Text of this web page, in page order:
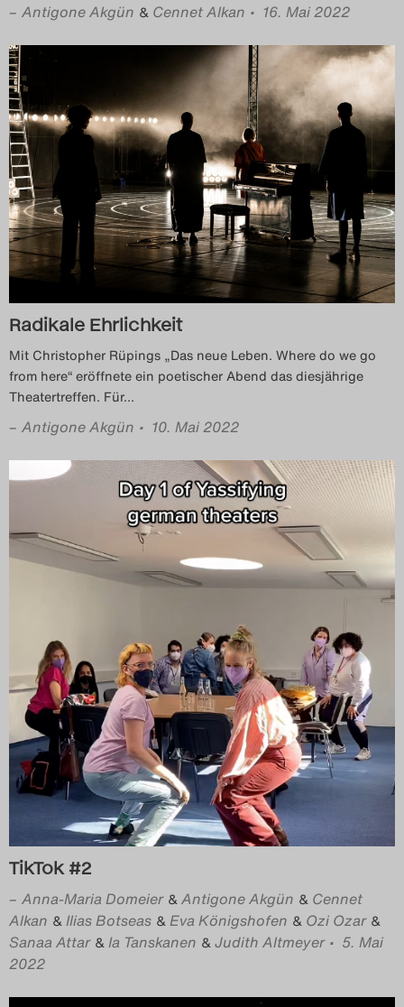
– Antigone Akgün & Cennet Alkan • 16. Mai 2022
Radikale Ehrlichkeit
Mit Christopher Rüpings „Das neue Leben. Where do we go
from here“ eröffnete ein poetischer Abend das diesjährige
Theatertreffen. Für…
– Antigone Akgün • 10. Mai 2022
TikTok #2
– Anna-Maria Domeier &Antigone Akgün & Cennet
Alkan &Ilias Botseas &Eva Königshofen & Ozi Ozar &
Sanaa Attar &Ia Tanskanen &Judith Altmeyer • 5. Mai
2022